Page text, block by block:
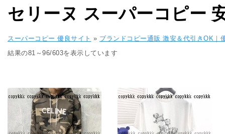
セリーヌ スーパーコピー​
スーパーコピー 優良サイト » ブランドコピー通販 激安＆代引きOK｜
結果の81～96/603を表示しています